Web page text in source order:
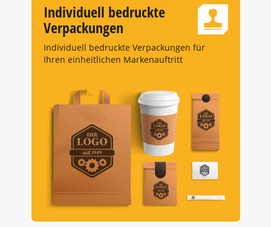
Individuell bedruckte
Verpackungen
Individuell bedruckte Verpackungen für
Ihren einheitlichen Markenauftritt